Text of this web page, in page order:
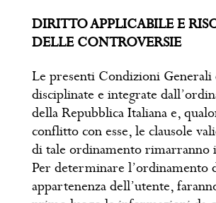
DIRITTO APPLICABILE E
DELLE CONTROVERSIE
Le presenti Condizioni Generali
disciplinate e integrate
della Repubblica Italiana e,
conflitto con esse, le clausole
di tale ordinamento rimarranno
Per determinare l’ordinamento
appartenenza dell’utente,